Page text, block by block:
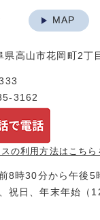
MAP
高山市花岡町2
3162
の利用方法は こち
8時30分から午後5
祝日、年末年始（